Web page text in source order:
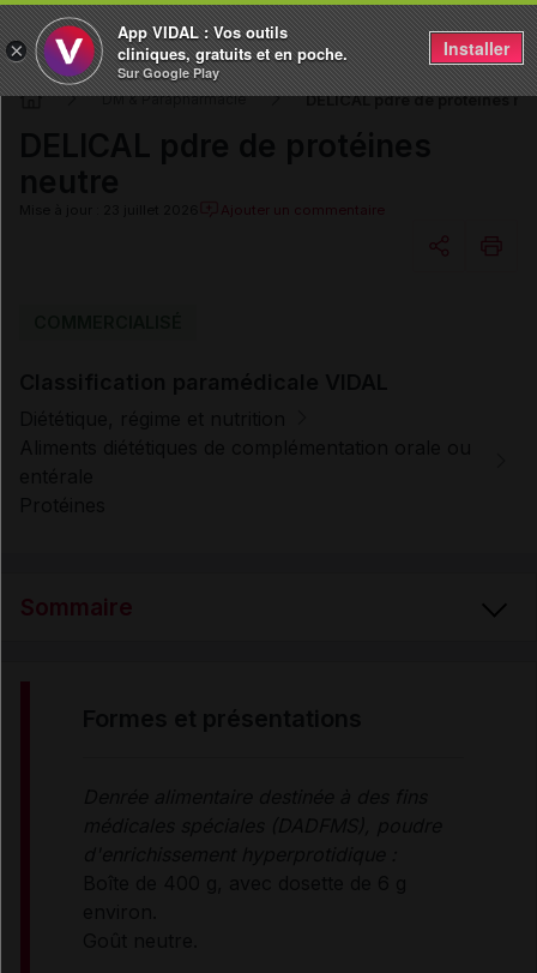
DM & Parapharmacie DELICAL pdre de protéines
Ajouter un commentaire
Sommaire
×
App VIDAL : Vos outils
cliniques, gratuits et en poche.
Sur Google Play
Installer